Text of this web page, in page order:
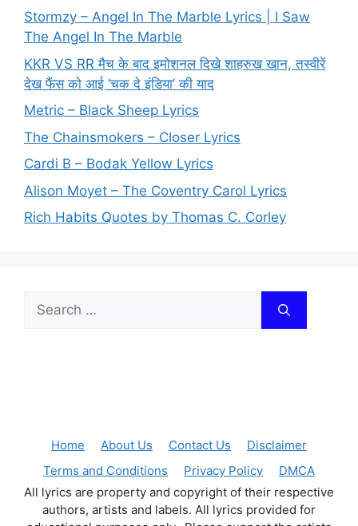
Stormzy – Angel In The Marble Lyrics | I Saw
The Angel In The Marble
KKR VS RR मैच के बाद इमोशनल दिखे शाहरुख खान, तस्वीरें
देख फैंस को आई ‘चक दे इंडिया’ की याद
Metric – Black Sheep Lyrics
The Chainsmokers – Closer Lyrics
Cardi B – Bodak Yellow Lyrics
Alison Moyet – The Coventry Carol Lyrics
Rich Habits Quotes by Thomas C. Corley
Search
for:
Home About Us Contact Us
Disclaimer
Terms and Conditions
Privacy Policy
DMCA
All lyrics are property and copyright of their respective
authors, artists and labels. All lyrics provided for